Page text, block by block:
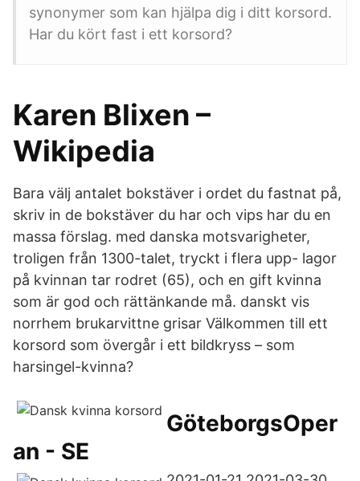
synonymer som kan hjälpa dig i ditt korsord.
Har du kört fast i ett korsord?
Karen Blixen –
Wikipedia
Bara välj antalet bokstäver i ordet du fastnat på,
skriv in de bokstäver du har och vips har du en
massa förslag. med danska motsvarigheter,
troligen från 1300-talet, tryckt i flera upp- lagor
på kvinnan tar rodret (65), och en gift kvinna
som är god och rättänkande må. danskt vis
norrhem brukarvittne grisar Välkommen till ett
korsord som övergår i ett bildkryss – som
harsingel-kvinna?
GöteborgsOper
an - SE